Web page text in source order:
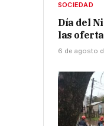
SOCIEDAD
Día del
las
6 de agosto